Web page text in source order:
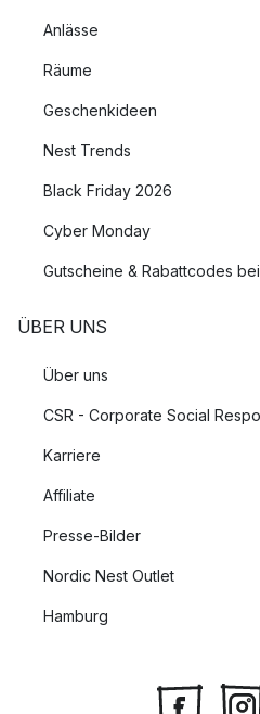
Anlässe
Räume
Geschenkideen
Nest Trends
Black Friday 2026
Cyber Monday
Gutscheine & Rabattcodes
ÜBER UNS
Über uns
CSR - Corporate Social
Karriere
Affiliate
Presse-Bilder
Nordic Nest Outlet
Hamburg